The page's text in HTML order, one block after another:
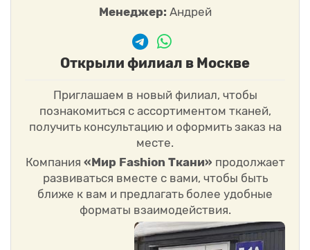
Менеджер: Андрей
Открыли филиал в Москве
Приглашаем в новый филиал, чтобы
познакомиться с ассортиментом тканей,
получить консультацию и оформить заказ на
месте.
Компания «Мир Fashion Ткани» продолжает
развиваться вместе с вами, чтобы быть
ближе к вам и предлагать более удобные
форматы взаимодействия.